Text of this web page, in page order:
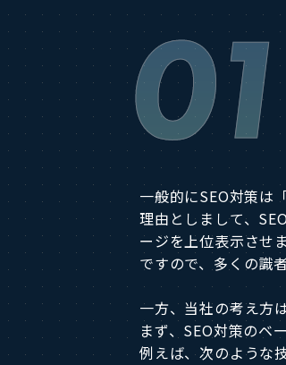
01
一般的にSEO対策は
理由としまして、
ージを上位表示させ
ですので、多くの識
一方、当社の考え方
まず、SEO対策のベ
例えば、次のような